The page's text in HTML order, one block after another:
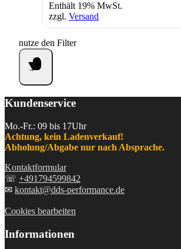
Enthält 19% MwSt.
zzgl. Versand
nutze den Filter
Kundenservice
Mo.-Fr.: 09 bis 17Uhr
Achtung, kein Ladenverkauf!
Abholung/Abgabe nur nach Absprache.
Kontaktformular
☏ +491794599842
✉ kontakt@dds-performance.de
Cookies bearbeiten
Informationen